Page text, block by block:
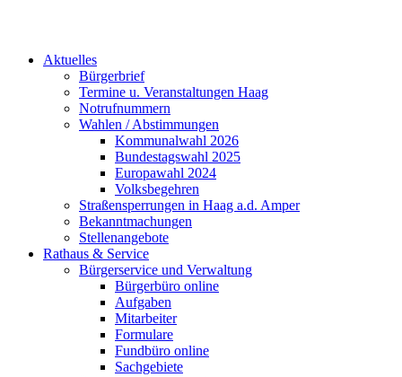
Aktuelles
Bürgerbrief
Termine u. Veranstaltungen Haag
Notrufnummern
Wahlen / Abstimmungen
Kommunalwahl 2026
Bundestagswahl 2025
Europawahl 2024
Volksbegehren
Straßensperrungen in Haag a.d. Amper
Bekanntmachungen
Stellenangebote
Rathaus & Service
Bürgerservice und Verwaltung
Bürgerbüro online
Aufgaben
Mitarbeiter
Formulare
Fundbüro online
Sachgebiete